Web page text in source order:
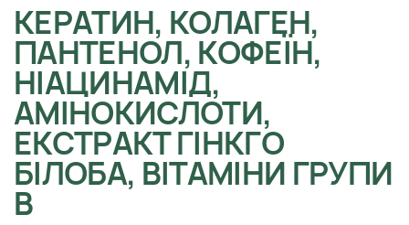
КЕРАТИН, КОЛАГЕН,
ПАНТЕНОЛ, КОФЕЇН,
НІАЦИНАМІД,
АМІНОКИСЛОТИ,
ЕКСТРАКТ ГІНКГО
БІЛОБА, ВІТАМІНИ ГРУПИ
B